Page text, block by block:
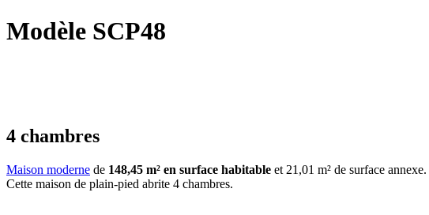
Modèle SCP48
4 chambres
Maison moderne de 148,45 m² en surface habitable et 21,01 m² de surface annexe.
Cette maison de plain-pied abrite 4 chambres.